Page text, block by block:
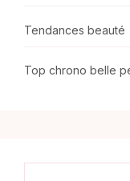
Tendances beauté
Top chrono belle